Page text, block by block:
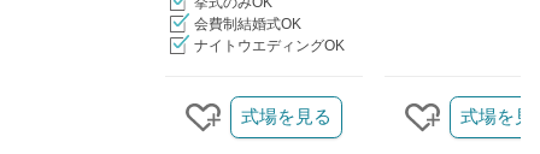
会費制結婚式OK
ナイトウエディングOK
クリップする
式場を見る
クリップす
式場を見